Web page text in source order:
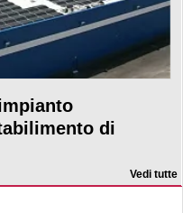
di
Vedi tutte